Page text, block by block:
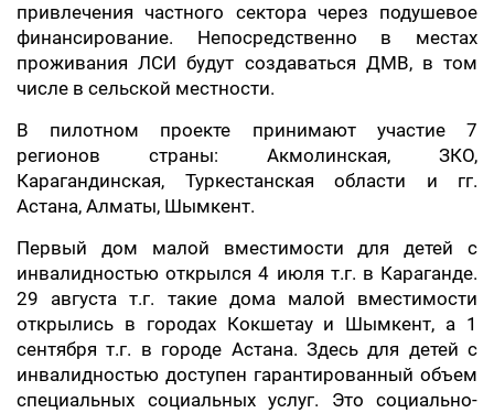
привлечения частного сектора через подушевое
финансирование. Непосредственно в местах
проживания ЛСИ будут создаваться ДМВ, в том
числе в сельской местности.
В пилотном проекте принимают участие 7
регионов страны: Акмолинская, ЗКО,
Карагандинская, Туркестанская области и гг.
Астана, Алматы, Шымкент.
Первый дом малой вместимости для детей с
инвалидностью открылся 4 июля т.г. в Караганде.
29 августа т.г. такие дома малой вместимости
открылись в городах Кокшетау и Шымкент, а 1
сентября т.г. в городе Астана. Здесь для детей с
инвалидностью доступен гарантированный объем
специальных социальных услуг. Это социально-